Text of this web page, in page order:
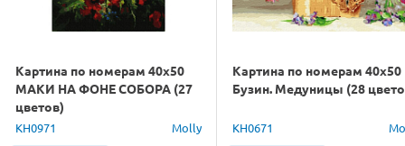
Картина по номерам 40х50
МАКИ НА ФОНЕ СОБОРА (27
цветов)
KH0971 Molly
Картина по номерам 40х50
Бузин. Медуницы (28
KH0671